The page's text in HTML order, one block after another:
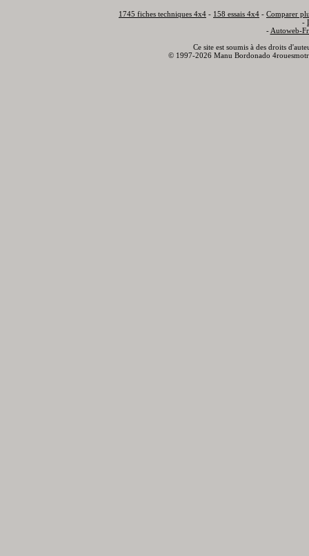
1745 fiches techniques 4x4 - 158 essais 4x4 - Comparer
-
- Autoweb-
Ce site est soumis à des droits
© 1997-2026 Manu Bordonado